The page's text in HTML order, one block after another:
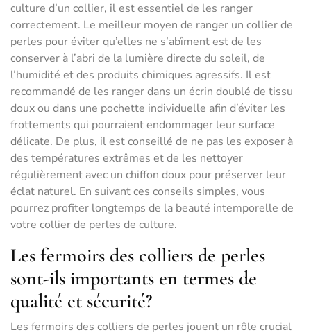
culture d’un collier, il est essentiel de les ranger
correctement. Le meilleur moyen de ranger un collier de
perles pour éviter qu’elles ne s’abîment est de les
conserver à l’abri de la lumière directe du soleil, de
l’humidité et des produits chimiques agressifs. Il est
recommandé de les ranger dans un écrin doublé de tissu
doux ou dans une pochette individuelle afin d’éviter les
frottements qui pourraient endommager leur surface
délicate. De plus, il est conseillé de ne pas les exposer à
des températures extrêmes et de les nettoyer
régulièrement avec un chiffon doux pour préserver leur
éclat naturel. En suivant ces conseils simples, vous
pourrez profiter longtemps de la beauté intemporelle de
votre collier de perles de culture.
Les fermoirs des colliers de perles
sont-ils importants en termes de
qualité et sécurité?
Les fermoirs des colliers de perles jouent un rôle crucial